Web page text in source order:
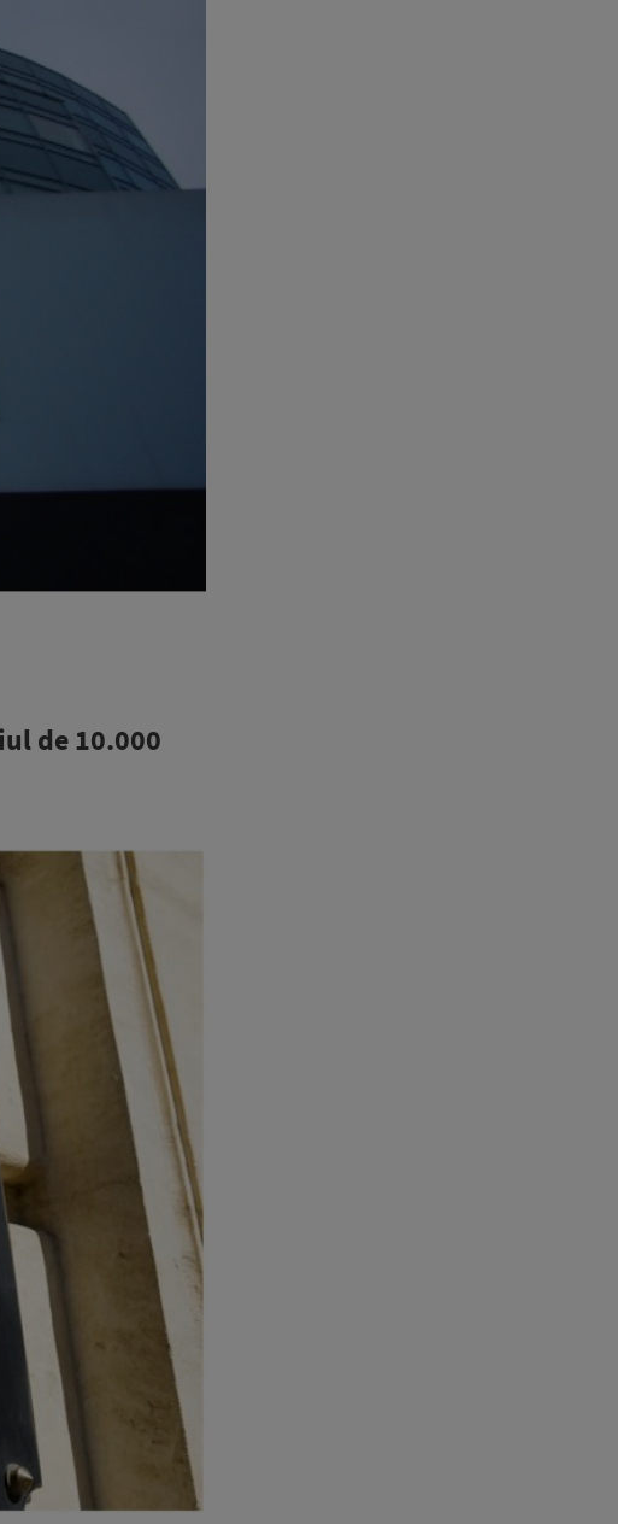
de 10.000